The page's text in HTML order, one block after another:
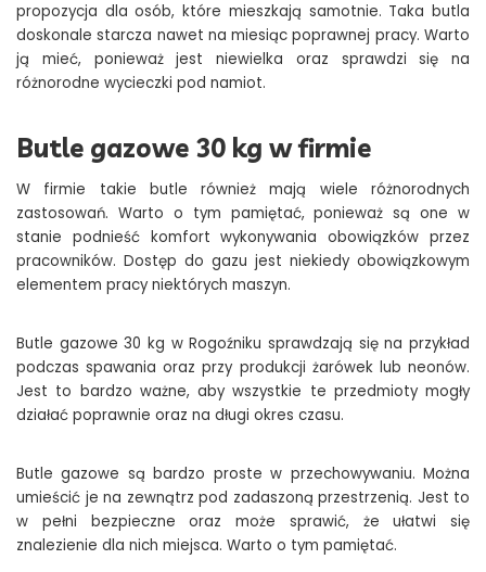
propozycja dla osób, które mieszkają samotnie. Taka butla
doskonale starcza nawet na miesiąc poprawnej pracy. Warto
ją mieć, ponieważ jest niewielka oraz sprawdzi się na
różnorodne wycieczki pod namiot.
Butle gazowe 30 kg w firmie
W firmie takie butle również mają wiele różnorodnych
zastosowań. Warto o tym pamiętać, ponieważ są one w
stanie podnieść komfort wykonywania obowiązków przez
pracowników. Dostęp do gazu jest niekiedy obowiązkowym
elementem pracy niektórych maszyn.
Butle gazowe 30 kg w Rogoźniku sprawdzają się na przykład
podczas spawania oraz przy produkcji żarówek lub neonów.
Jest to bardzo ważne, aby wszystkie te przedmioty mogły
działać poprawnie oraz na długi okres czasu.
Butle gazowe są bardzo proste w przechowywaniu. Można
umieścić je na zewnątrz pod zadaszoną przestrzenią. Jest to
w pełni bezpieczne oraz może sprawić, że ułatwi się
znalezienie dla nich miejsca. Warto o tym pamiętać.